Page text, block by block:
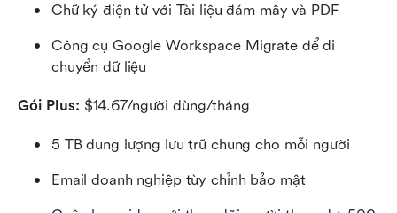
Chữ ký điện tử với Tài liệu đám mây và PDF
Công cụ Google Workspace Migrate để di
chuyển dữ liệu
Gói Plus: $14.67/người dùng/tháng
5 TB dung lượng lưu trữ chung cho mỗi người
Email doanh nghiệp tùy chỉnh bảo mật